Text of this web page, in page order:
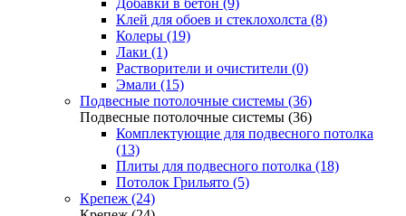
Клей для обоев и стеклохолста (8)
Колеры (19)
Лаки (1)
Растворители и очистители (0)
Эмали (15)
Подвесные потолочные системы (36)
Подвесные потолочные системы (36)
Комплектующие для подвесного потолка
(13)
Плиты для подвесного потолка (18)
Потолок Грильято (5)
Крепеж (24)